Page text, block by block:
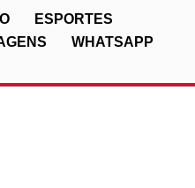
ESPORTES
WHATSAPP